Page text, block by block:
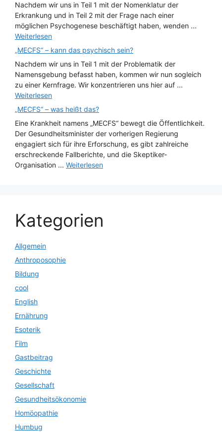
Nachdem wir uns in Teil 1 mit der Nomenklatur der
Erkrankung und in Teil 2 mit der Frage nach einer
möglichen Psychogenese beschäftigt haben, wenden ...
Weiterlesen
„MECFS“ – kann das psychisch sein?
Nachdem wir uns in Teil 1 mit der Problematik der
Namensgebung befasst haben, kommen wir nun sogleich
zu einer Kernfrage. Wir konzentrieren uns hier auf ...
Weiterlesen
„MECFS“ – was heißt das?
Eine Krankheit namens „MECFS“ bewegt die Öffentlichkeit.
Der Gesundheitsminister der vorherigen Regierung
engagiert sich für ihre Erforschung, es gibt zahlreiche
erschreckende Fallberichte, und die Skeptiker-
Organisation ... Weiterlesen
Kategorien
Allgemein
Anthroposophie
Bildung
cool
English
Ernährung
Esoterik
Film
Gastbeitrag
Geschichte
Gesellschaft
Gesundheitsökonomie
Homöopathie
Humbug